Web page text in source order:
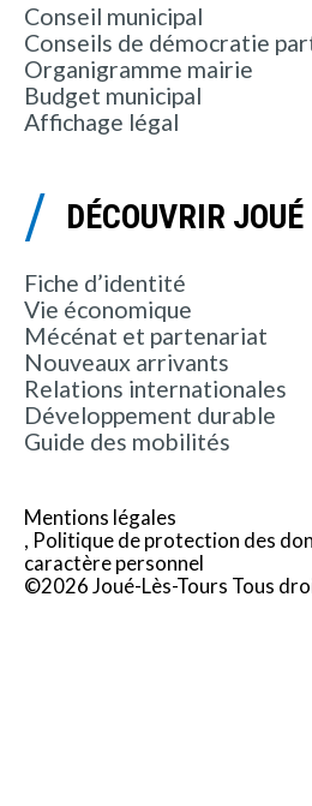
Conseil municipal
Conseils de démocratie
Organigramme mairie
Budget municipal
Affichage légal
DÉCOUVRIR JOUÉ
Fiche d’identité
Vie économique
Mécénat et partenariat
Nouveaux arrivants
Relations internationales
Développement durable
Guide des mobilités
Mentions légales
Politique de protection des
caractère personnel
©2026 Joué-Lès-Tours Tous